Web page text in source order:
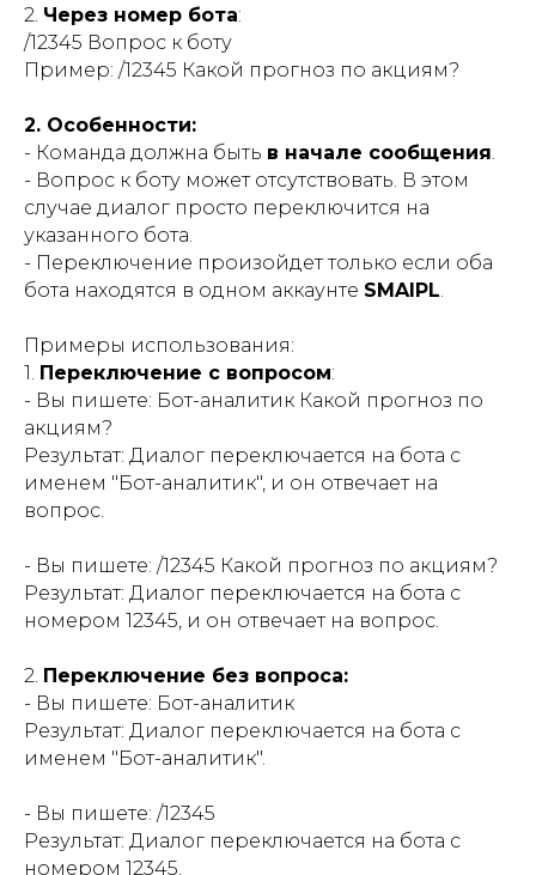
2. Через номер бота:
/12345 Вопрос к боту
Пример: /12345 Какой прогноз по акциям?
2. Особенности:
- Команда должна быть в начале сообщения.
- Вопрос к боту может отсутствовать. В этом
случае диалог просто переключится на
указанного бота.
- Переключение произойдет только если оба
бота находятся в одном аккаунте SMAIPL.
Примеры использования:
1. Переключение с вопросом:
- Вы пишете: Бот-аналитик Какой прогноз по
акциям?
Результат: Диалог переключается на бота с
именем "Бот-аналитик", и он отвечает на
вопрос.
- Вы пишете: /12345 Какой прогноз по акциям?
Результат: Диалог переключается на бота с
номером 12345, и он отвечает на вопрос.
2. Переключение без вопроса:
- Вы пишете: Бот-аналитик
Результат: Диалог переключается на бота с
именем "Бот-аналитик".
- Вы пишете: /12345
Результат: Диалог переключается на бота с
номером 12345.